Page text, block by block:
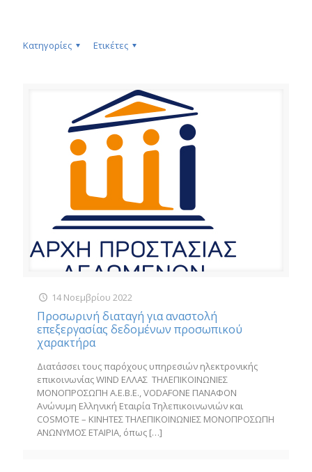
Κατηγορίες Ετικέτες
14 Νοεμβρίου 2022
Προσωρινή διαταγή για αναστολή
επεξεργασίας δεδομένων προσωπικού
χαρακτήρα
Διατάσσει τους παρόχους υπηρεσιών ηλεκτρονικής
επικοινωνίας WIND ΕΛΛΑΣ ΤΗΛΕΠΙΚΟΙΝΩΝΙΕΣ
ΜΟΝΟΠΡΟΣΩΠΗ Α.Ε.Β.Ε., VODAFONE ΠΑΝΑΦΟΝ
Ανώνυμη Ελληνική Εταιρία Τηλεπικοινωνιών και
COSMOTE – ΚΙΝΗΤΕΣ ΤΗΛΕΠΙΚΟΙΝΩΝΙΕΣ ΜΟΝΟΠΡΟΣΩΠΗ
ΑΝΩΝΥΜΟΣ ΕΤΑΙΡΙΑ, όπως […]